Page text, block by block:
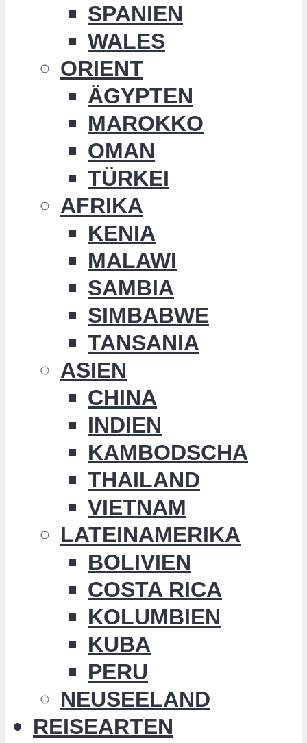
SPANIEN
WALES
ORIENT
ÄGYPTEN
MAROKKO
OMAN
TÜRKEI
AFRIKA
KENIA
MALAWI
SAMBIA
SIMBABWE
TANSANIA
ASIEN
CHINA
INDIEN
KAMBODSCHA
THAILAND
VIETNAM
LATEINAMERIKA
BOLIVIEN
COSTA RICA
KOLUMBIEN
KUBA
PERU
NEUSEELAND
REISEARTEN